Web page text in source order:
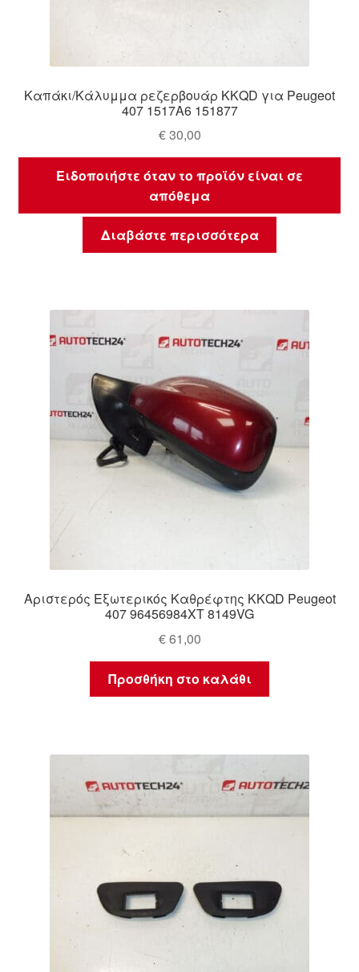
Καπάκι/Κάλυμμα ρεζερβουάρ KKQD για Peugeot
407 1517A6 151877
€30,00
Ειδοποιήστε όταν το προϊόν είναι σε
απόθεμα
Διαβάστε περισσότερα
Αριστερός Εξωτερικός Καθρέφτης KKQD Peugeot
407 96456984XT 8149VG
€61,00
Προσθήκη στο καλάθι